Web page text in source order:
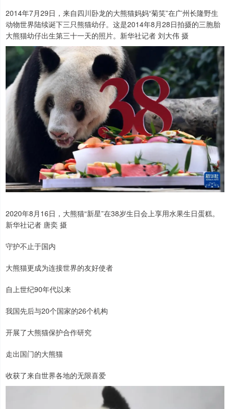
2014年7月29日，来自四川卧龙的大熊猫妈妈“菊笑”在广州长隆野生
动物世界陆续诞下三只熊猫幼仔。这是2014年8月28日拍摄的三胞胎
大熊猫幼仔出生第三十一天的照片。新华社记者 刘大伟 摄
2020年8月16日，大熊猫“新星”在38岁生日会上享用水果生日蛋糕。
新华社记者 唐奕 摄
守护不止于国内
大熊猫更成为连接世界的友好使者
自上世纪90年代以来
我国先后与20个国家的26个机构
开展了大熊猫保护合作研究
走出国门的大熊猫
收获了来自世界各地的无限喜爱